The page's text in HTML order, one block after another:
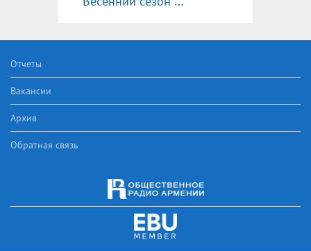
Отчеты
Вакансии
Архив
Обратная связь